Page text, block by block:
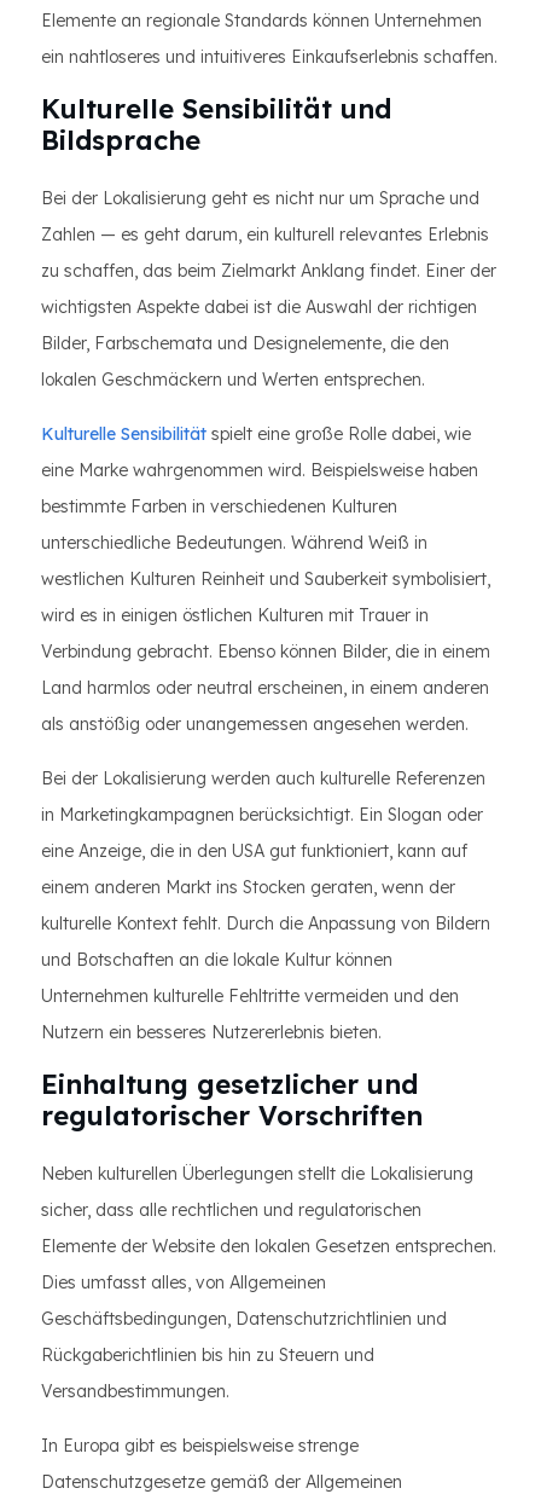
Elemente an regionale Standards können Unternehmen
ein nahtloseres und intuitiveres Einkaufserlebnis schaffen.
Kulturelle Sensibilität und
Bildsprache
Bei der Lokalisierung geht es nicht nur um Sprache und
Zahlen — es geht darum, ein kulturell relevantes Erlebnis
zu schaffen, das beim Zielmarkt Anklang findet. Einer der
wichtigsten Aspekte dabei ist die Auswahl der richtigen
Bilder, Farbschemata und Designelemente, die den
lokalen Geschmäckern und Werten entsprechen.
Kulturelle Sensibilität spielt eine große Rolle dabei, wie
eine Marke wahrgenommen wird. Beispielsweise haben
bestimmte Farben in verschiedenen Kulturen
unterschiedliche Bedeutungen. Während Weiß in
westlichen Kulturen Reinheit und Sauberkeit symbolisiert,
wird es in einigen östlichen Kulturen mit Trauer in
Verbindung gebracht. Ebenso können Bilder, die in einem
Land harmlos oder neutral erscheinen, in einem anderen
als anstößig oder unangemessen angesehen werden.
Bei der Lokalisierung werden auch kulturelle Referenzen
in Marketingkampagnen berücksichtigt. Ein Slogan oder
eine Anzeige, die in den USA gut funktioniert, kann auf
einem anderen Markt ins Stocken geraten, wenn der
kulturelle Kontext fehlt. Durch die Anpassung von Bildern
und Botschaften an die lokale Kultur können
Unternehmen kulturelle Fehltritte vermeiden und den
Nutzern ein besseres Nutzererlebnis bieten.
Einhaltung gesetzlicher und
regulatorischer Vorschriften
Neben kulturellen Überlegungen stellt die Lokalisierung
sicher, dass alle rechtlichen und regulatorischen
Elemente der Website den lokalen Gesetzen entsprechen.
Dies umfasst alles, von Allgemeinen
Geschäftsbedingungen, Datenschutzrichtlinien und
Rückgaberichtlinien bis hin zu Steuern und
Versandbestimmungen.
In Europa gibt es beispielsweise strenge
Datenschutzgesetze gemäß der Allgemeinen